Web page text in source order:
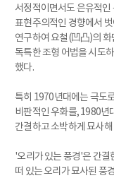
서정적이면서도 은유적
표현주의적인 경향에서
연구하여 요철(凹凸)의 화
독특한 조형 어법을 시도
했다.
특히 1970년대에는 극도
비판적인 우화를, 1980년
간결하고 소박하게 묘사
'오리가 있는 풍경'은 간결
떠 있는 오리가 묘사된 풍